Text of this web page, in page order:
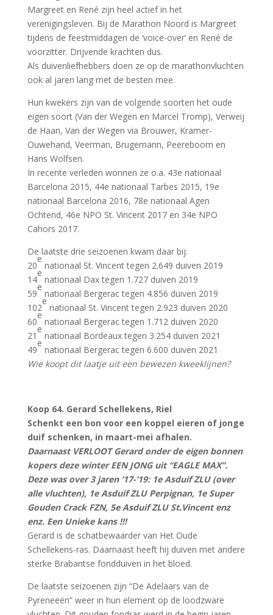
Margreet en René zijn heel actief in het
verenigingsleven. Bij de Marathon Noord is Margreet
tijdens de feestmiddagen de ‘voice-over’ en René de
voorzitter. Drijvende krachten dus.
Als duivenliefhebbers doen ze op de marathonvluchten
ook al jaren lang met de besten mee.
Hun kwekers zijn van de volgende soorten het oude
eigen soort (Van der Wegen en Marcel Tromp), Verweij
de Haan, Van der Wegen via Brouwer, Kramer-
Ouwehand, Veerman, Brugemann, Peereboom en
Hans Wolfsen.
In recente verleden wonnen ze o.a. 43e nationaal
Barcelona 2015, 44e nationaal Tarbes 2015, 19e
nationaal Barcelona 2016, 78e nationaal Agen
Ochtend, 46e NPO St. Vincent 2017 en 34e NPO
Cahors 2017.
De laatste drie seizoenen kwam daar bij:
20
e
nationaal St. Vincent tegen 2.649 duiven 2019
14
e
nationaal Dax tegen 1.727 duiven 2019
59
e
nationaal Bergerac tegen 4.856 duiven 2019
102
e
nationaal St. Vincent tegen 2.923 duiven 2020
60
e
nationaal Bergerac tegen 1.712 duiven 2020
21
e
nationaal Bordeaux tegen 3.254 duiven 2021
49
e
nationaal Bergerac tegen 6.600 duiven 2021
Wie koopt dit laatje uit een bewezen kweeklijnen?
Koop 64. Gerard Schellekens, Riel
Schenkt een bon voor een koppel eieren of jonge
duif schenken, in maart-mei afhalen.
Daarnaast VERLOOT Gerard onder de eigen bonnen
kopers deze winter EEN JONG uit “EAGLE MAX”.
Deze was over 3 jaren ’17-’19: 1e Asduif ZLU (over
alle vluchten), 1e Asduif ZLU Perpignan, 1e Super
Gouden Crack FZN, 5e Asduif ZLU St.Vincent enz
enz. Een Unieke kans !!!
Gerard is de schatbewaarder van Het Oude
Schellekens-ras. Daarnaast heeft hij duiven met andere
sterke Brabantse fondduiven in het bloed.
De laatste seizoenen zijn “De Adelaars van de
Pyreneeën” weer in hun element op de loodzware